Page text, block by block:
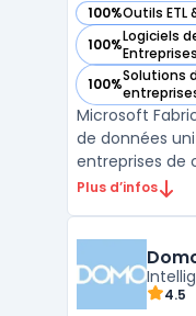
100%Outils
— voir
100%Logiciels
Entreprises
— voir Microsoft
100%Solutions
— voir Microsoft
Microsoft
de données
entreprises de
leurs données
Power BI pour
aux entreprise
Plus d’infos
4.5